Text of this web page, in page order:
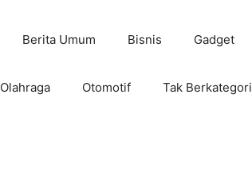
Berita Umum Bisnis Gadget
Olahraga Otomotif Tak Berkategori